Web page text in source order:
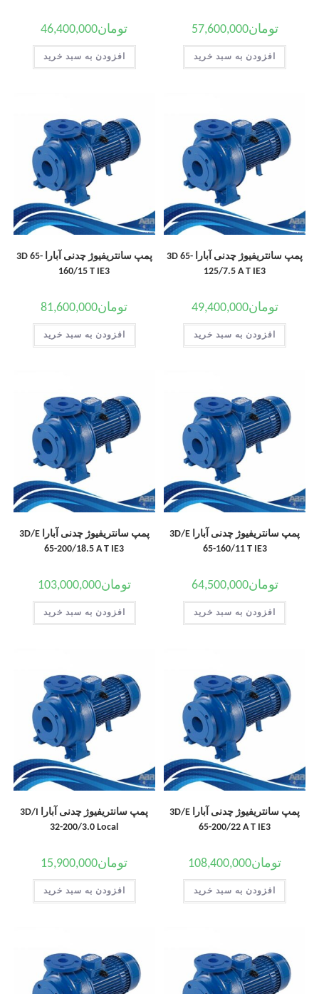
تومان57,600,000
افزودن به سبد خرید
تومان46,400,000
افزودن به سبد خرید
پمپ سانتریفیوژ چدنی آبارا 3D 65-
125/7.5 A T IE3
تومان49,400,000
افزودن به سبد خرید
پمپ سانتریفیوژ چدنی آبارا 3D 65-
160/15 T IE3
تومان81,600,000
افزودن به سبد خرید
پمپ سانتریفیوژ چدنی آبارا 3D/E
65-160/11 T IE3
تومان64,500,000
افزودن به سبد خرید
پمپ سانتریفیوژ چدنی آبارا 3D/E
65-200/18.5 A T IE3
تومان103,000,000
افزودن به سبد خرید
پمپ سانتریفیوژ چدنی آبارا 3D/E
65-200/22 A T IE3
تومان108,400,000
افزودن به سبد خرید
پمپ سانتریفیوژ چدنی آبارا 3D/I
32-200/3.0 Local
تومان15,900,000
افزودن به سبد خرید